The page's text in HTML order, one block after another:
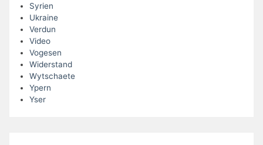
Syrien
Ukraine
Verdun
Video
Vogesen
Widerstand
Wytschaete
Ypern
Yser